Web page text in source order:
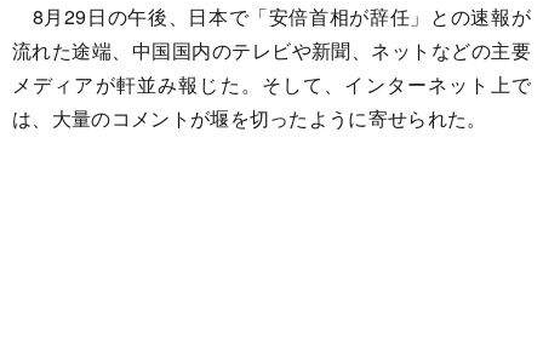
8月29日の午後、日本で「安倍首相が辞任」との速報が
流れた途端、中国国内のテレビや新聞、ネットなどの主要
メディアが軒並み報じた。そして、インターネット上で
は、大量のコメントが堰を切ったように寄せられた。